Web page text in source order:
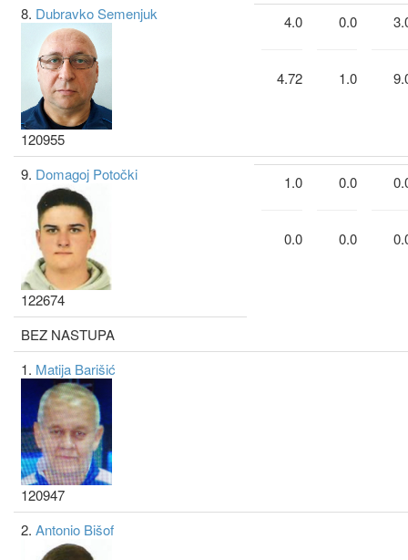
8. Dubravko Semenjuk
120955
4.0
4.72
0.0
1.0
9. Domagoj Potočki
122674
1.0
0.0
0.0
0.0
BEZ NASTUPA
1. Matija Barišić
120947
2. Antonio Bišof